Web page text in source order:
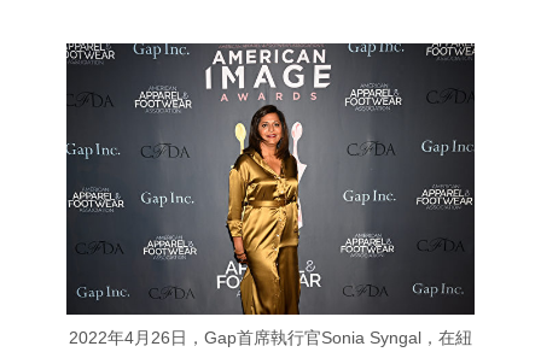
2022年4月26日，Gap首席執行官Sonia Syngal，在紐